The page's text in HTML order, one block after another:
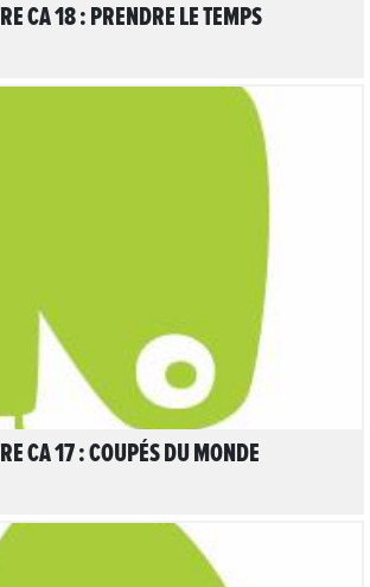
CA 18 : PRENDRE LE TEMPS
CA 17 : COUPÉS DU MONDE